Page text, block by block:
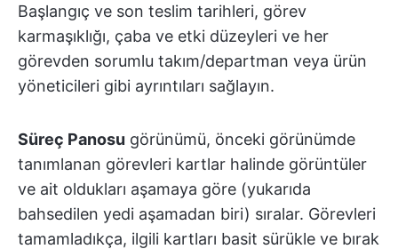
Başlangıç ve son teslim tarihleri, görev
karmaşıklığı, çaba ve etki düzeyleri ve her
görevden sorumlu takım/departman veya ürün
yöneticileri gibi ayrıntıları sağlayın.
Süreç Panosu görünümü, önceki görünümde
tanımlanan görevleri kartlar halinde görüntüler
ve ait oldukları aşamaya göre (yukarıda
bahsedilen yedi aşamadan biri) sıralar. Görevleri
tamamladıkça, ilgili kartları basit sürükle ve bırak